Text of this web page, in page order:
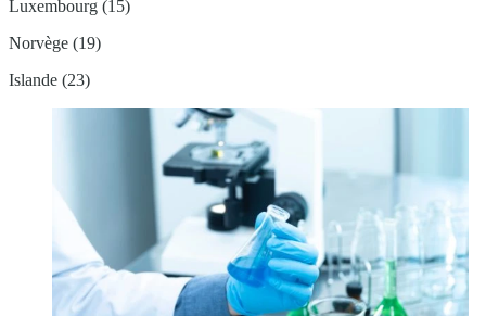
Luxembourg (15)
Norvège (19)
Islande (23)